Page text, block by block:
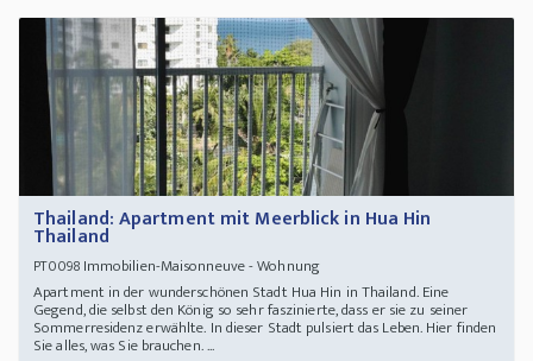
Thailand: Apartment mit Meerblick in Hua Hin
Thailand
PT0098Immobilien-Maisonneuve - Wohnung
Apartment in der wunderschönen Stadt Hua Hin in Thailand. Eine
Gegend, die selbst den König so sehr faszinierte, dass er sie zu seiner
Sommerresidenz erwählte. In dieser Stadt pulsiert das Leben. Hier finden
Sie alles, was Sie brauchen. ...